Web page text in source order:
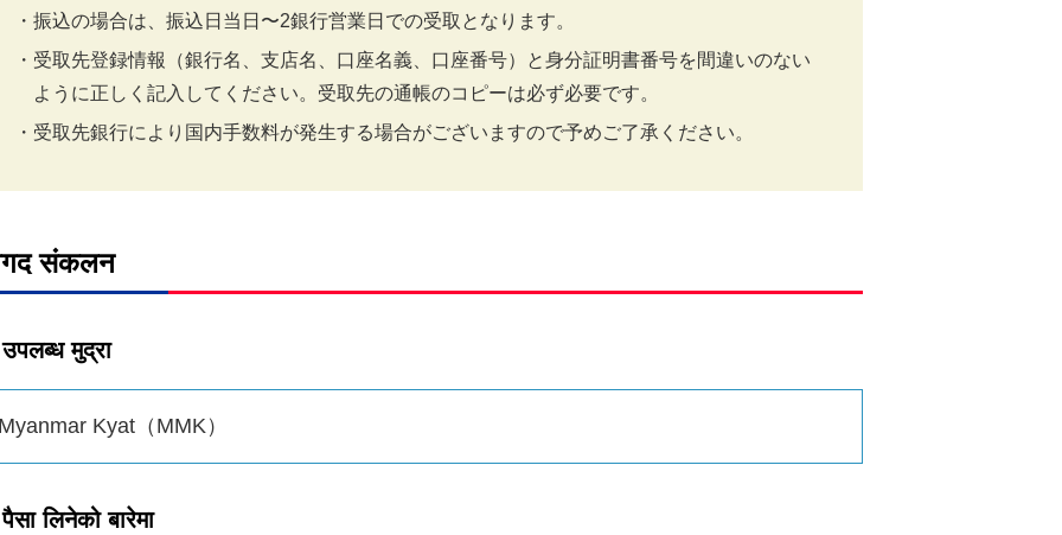
振込の場合は、振込日当日〜2銀行営業日での受取となります。
受取先登録情報（銀行名、支店名、口座名義、口座番号）と身分証明書番号を間違いのない
ように正しく記入してください。受取先の通帳のコピーは必ず必要です。
受取先銀行により国内手数料が発生する場合がございますので予めご了承ください。
संकलन
उपलब्ध मुद्रा
Kyat（MMK）
पैसा लिनेको बारेमा